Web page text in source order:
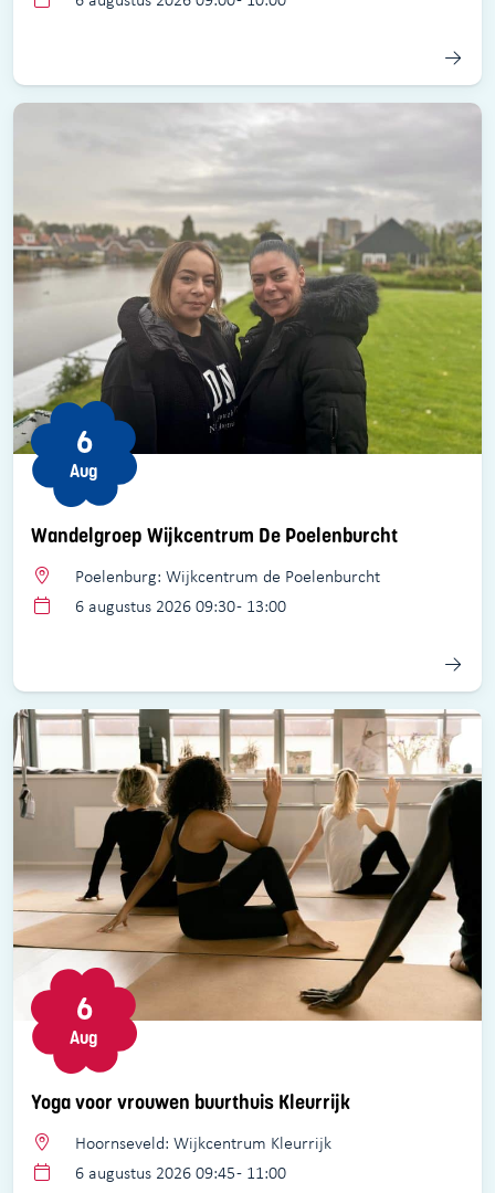
Wandelgroep Wijkcentrum De Poelenburcht
6
Aug
Poelenburg: Wijkcentrum de Poelenburcht
6 augustus 2026 09:30 - 13:00
Yoga voor vrouwen buurthuis Kleurrijk
6
Aug
Hoornseveld: Wijkcentrum Kleurrijk
6 augustus 2026 09:45 - 11:00